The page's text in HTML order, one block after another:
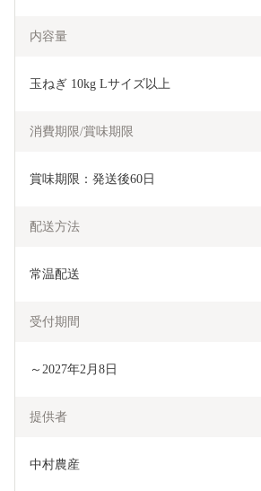
内容量
玉ねぎ 10kg Lサイズ以上
消費期限/賞味期限
賞味期限：発送後60日
配送方法
常温配送
受付期間
～2027年2月8日
提供者
中村農産